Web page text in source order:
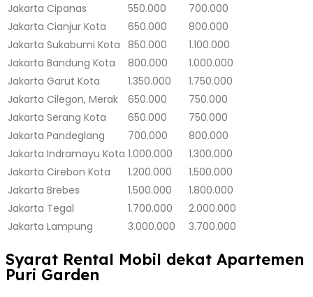
Jakarta Cipanas 550.000
700.000
Jakarta Cianjur Kota 650.000
800.000
Jakarta Sukabumi Kota 850.000
1.100.000
Jakarta Bandung Kota 800.000
1.000.000
Jakarta Garut Kota 1.350.000
1.750.000
Jakarta Cilegon, Merak 650.000
750.000
Jakarta Serang Kota 650.000
750.000
Jakarta Pandeglang 700.000
800.000
Jakarta Indramayu Kota 1.000.000
1.300.000
Jakarta Cirebon Kota 1.200.000
1.500.000
Jakarta Brebes 1.500.000
1.800.000
Jakarta Tegal 1.700.000
2.000.000
Jakarta Lampung 3.000.000 3.700.000
Syarat Rental Mobil dekat Apartemen
Puri Garden